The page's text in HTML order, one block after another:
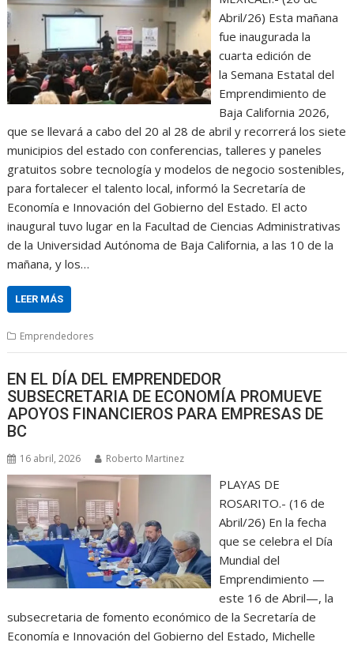
Abril/26) Esta mañana
fue inaugurada la
cuarta edición de
la Semana Estatal del
Emprendimiento de
Baja California 2026,
que se llevará a cabo del 20 al 28 de abril y recorrerá los siete
municipios del estado con conferencias, talleres y paneles
gratuitos sobre tecnología y modelos de negocio sostenibles,
para fortalecer el talento local, informó la Secretaría de
Economía e Innovación del Gobierno del Estado. El acto
inaugural tuvo lugar en la Facultad de Ciencias Administrativas
de la Universidad Autónoma de Baja California, a las 10 de la
mañana, y los…
LEER MÁS
Emprendedores
EN EL DÍA DEL EMPRENDEDOR
SUBSECRETARIA DE ECONOMÍA PROMUEVE
APOYOS FINANCIEROS PARA EMPRESAS DE
BC
16 abril, 2026 Roberto Martinez
PLAYAS DE
ROSARITO.- (16 de
Abril/26) En la fecha
que se celebra el Día
Mundial del
Emprendimiento —
este 16 de Abril—, la
subsecretaria de fomento económico de la Secretaría de
Economía e Innovación del Gobierno del Estado, Michelle